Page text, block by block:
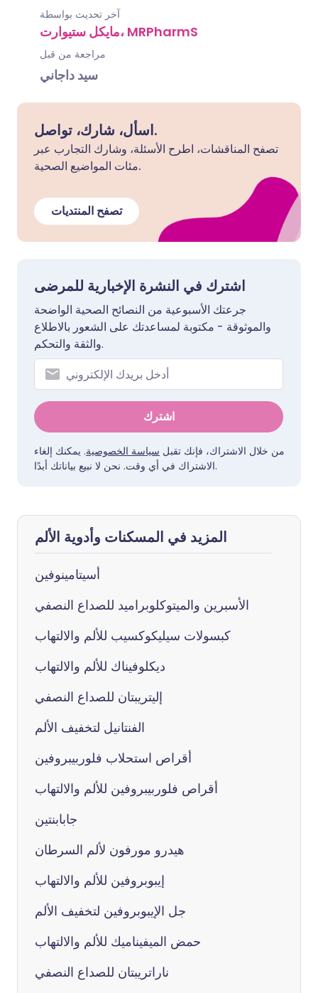
آخر تحديث بواسطة
مايكل ستيوارت، MRPharmS
مراجعة من قبل
سيد داجاني
اسأل، شارك، تواصل.
تصفح المناقشات، اطرح الأسئلة، وشارك التجارب عبر
مئات المواضيع الصحية.
تصفح المنتديات
اشترك في النشرة الإخبارية للمرضى
جرعتك الأسبوعية من النصائح الصحية الواضحة
والموثوقة - مكتوبة لمساعدتك على الشعور بالاطلاع
والثقة والتحكم.
اشترك
من خلال الاشتراك، فإنك تقبل سياسة الخصوصية. يمكنك إلغاء
الاشتراك في أي وقت. نحن لا نبيع بياناتك أبدًا.
المزيد في المسكنات وأدوية الألم
أسيتامينوفين
الأسبرين والميتوكلوبراميد للصداع النصفي
كبسولات سيليكوكسيب للألم والالتهاب
ديكلوفيناك للألم والالتهاب
إليتريبتان للصداع النصفي
الفنتانيل لتخفيف الألم
أقراص استحلاب فلوربيبروفين
أقراص فلوربيبروفين للألم والالتهاب
جابابنتين
هيدرو مورفون لألم السرطان
إيبوبروفين للألم والالتهاب
جل الإيبوبروفين لتخفيف الألم
حمض الميفيناميك للألم والالتهاب
ناراتريبتان للصداع النصفي